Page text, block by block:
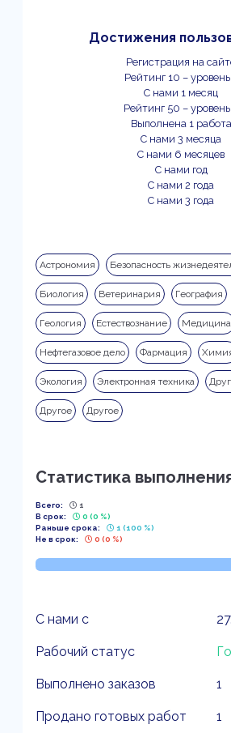
Достижения
Регистрация на
Рейтинг 10 – уровень
С нами 1 месяц
Рейтинг 50 – уровень
Выполнена 1 работа
С нами 3 месяца
С нами 6 месяцев
С нами год
С нами 2 года
С нами 3 года
Астрономия Безопасность
Биология Ветеринария География
Геология Естествознание Медицина
Нефтегазовое дело Фармация
Экология Электронная техника
Другое Другое
Статистика
Всего:
1
В срок:
0 (0 %)
Раньше срока:
1 (100 %)
Не в срок:
0 (0 %)
С нами с
Рабочий статус
Выполнено заказов 1
Продано готовых работ 1